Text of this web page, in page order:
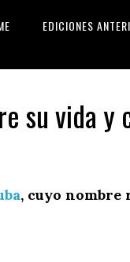
EDICIONES
su vida y
, cuyo nombre